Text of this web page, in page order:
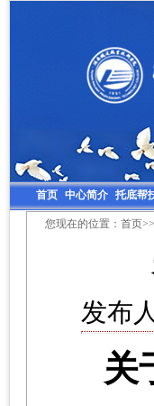
首页 中心简介 托底帮
您现在的位置：首页
发布
关